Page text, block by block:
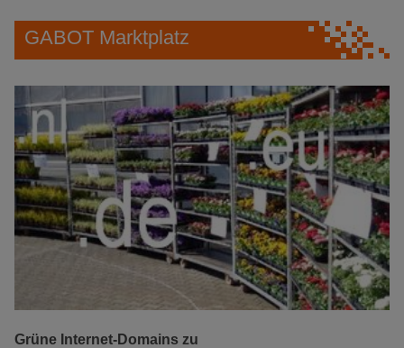
GABOT Marktplatz
Grüne Internet-Domains zu